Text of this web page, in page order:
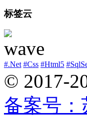
标签云
#.Net #Css #Html5
© 2017-
备案号：